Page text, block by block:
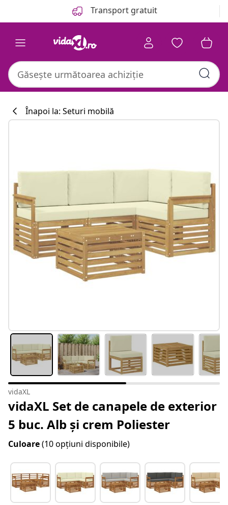
Transport gratuit
Înapoi la: Seturi mobilă
vidaXL
vidaXL Set de canapele de exterior
5 buc. Alb și crem Poliester
Culoare(10 opțiuni disponibile)